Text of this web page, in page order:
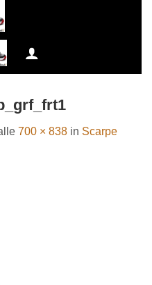
700 × 838 in Scarpe